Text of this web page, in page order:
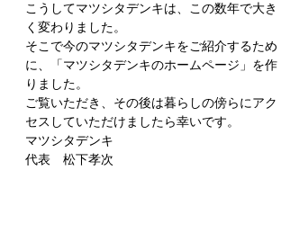
こうしてマツシタデンキは、この数年で大き
く変わりました。
そこで今のマツシタデンキをご紹介するため
に、「マツシタデンキのホームページ」を作
りました。
ご覧いただき、その後は暮らしの傍らにアク
セスしていただけましたら幸いです。
マツシタデンキ
代表 松下孝次